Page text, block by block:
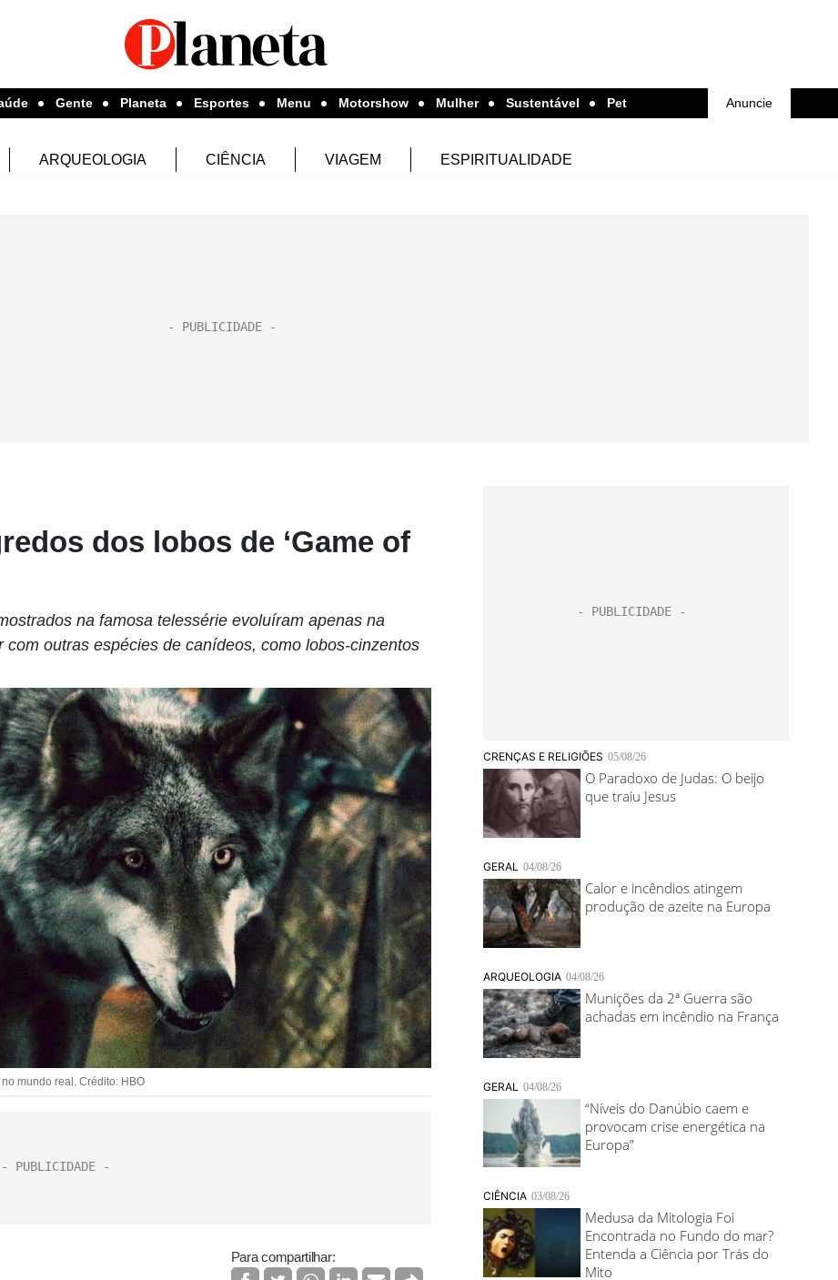
Gente Planeta Esportes Menu Motorshow Mulher Sustentável Pet Anuncie
ARQUEOLOGIA CIÊNCIA VIAGEM ESPIRITUALIDADE
dos lobos de ‘Game of
na famosa telessérie evoluíram apenas na
outras espécies de canídeos, como lobos-cinzentos
mundo real. Crédito: HBO
Para compartilhar: